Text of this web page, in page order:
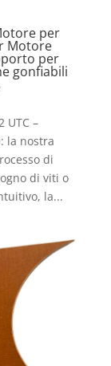
per
Motore
per
gonfiabili
UTC –
la nostra
di
di viti o
la...